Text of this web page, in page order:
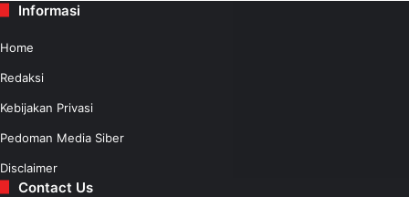
Informasi
Home
Redaksi
Kebijakan Privasi
Pedoman Media Siber
Disclaimer
Contact Us